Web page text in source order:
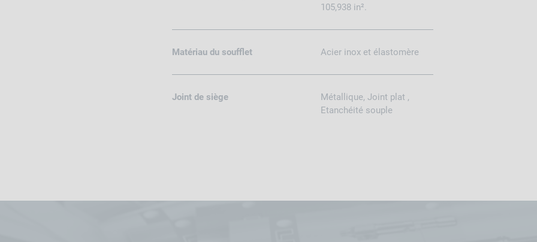
105,938 in².
Matériau du soufflet Acier inox et élastomère
Joint de siège
Métallique, Joint plat ,
Etanchéité souple